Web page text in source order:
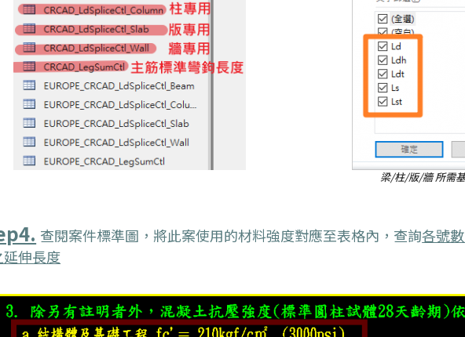
梁/柱/版/牆 所需
查閱案件標準圖，將此案使用的材料強度對應至表格內，查詢各號
延伸長度